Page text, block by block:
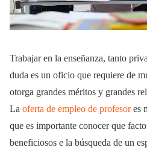
Trabajar en la enseñanza, tanto
duda es un oficio que requiere de
otorga grandes méritos y grandes
La oferta de empleo de profesores
que es importante conocer que
beneficiosos e la búsqueda de un